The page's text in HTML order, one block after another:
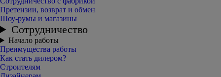
Претензии, возврат и обмен
Шоу-румы и магазины
Сотрудничество
Начало работы
Преимущества работы
Как стать дилером?
Строителям